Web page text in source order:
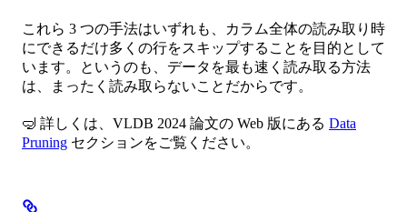
これら 3 つの手法はいずれも、カラム全体の読み取り時
にできるだけ多くの行をスキップすることを目的として
います。というのも、データを最も速く読み取る方法
は、まったく読み取らないことだからです。
🤿 詳しくは、VLDB 2024 論文の Web 版にある Data
Pruning セクションをご覧ください。